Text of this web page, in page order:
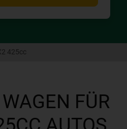
425cc
FÜR